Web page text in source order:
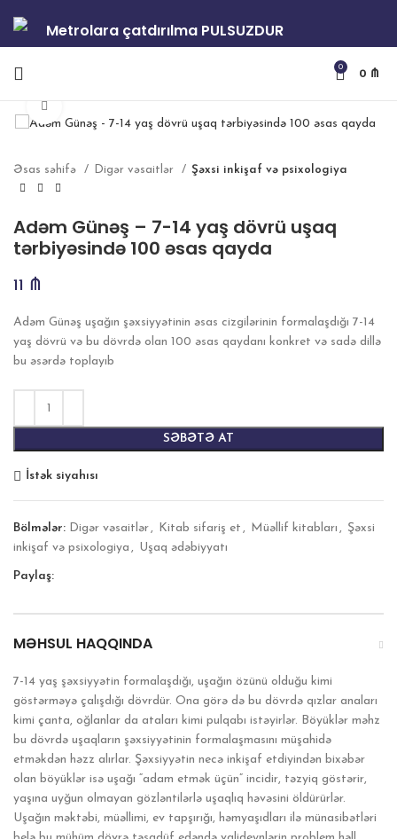
Metrolara çatdırılma PULSUZDUR
0
0 ₼
Əsas səhifə Digər vəsaitlər Şəxsi inkişaf və psixologiya
Adəm Günəş – 7-14 yaş dövrü uşaq
tərbiyəsində 100 əsas qayda
11 ₼
Adəm Günəş uşağın şəxsiyyətinin əsas cizgilərinin formalaşdığı 7-14
yaş dövrü və bu dövrdə olan 100 əsas qaydanı konkret və sadə dillə
bu əsərdə toplayıb
SƏBƏTƏ AT
İstək siyahısı
Bölmələr: Digər vəsaitlər, Kitab sifariş et , Müəllif kitabları , Şəxsi
inkişaf və psixologiya , Uşaq ədəbiyyatı
Paylaş:
MƏHSUL HAQQINDA
7-14 yaş şəxsiyyətin formalaşdığı, uşağın özünü olduğu kimi
göstərməyə çalışdığı dövrdür. Ona görə də bu dövrdə qızlar anaları
kimi çanta, oğlanlar da ataları kimi pulqabı istəyirlər. Böyüklər məhz
bu dövrdə uşaqların şəxsiyyətinin formalaşmasını müşahidə
etməkdən həzz alırlar. Şəxsiyyətin necə inkişaf etdiyindən bixəbər
olan böyüklər isə uşağı “adam etmək üçün” incidir, təzyiq göstərir,
yaşına uyğun olmayan gözləntilərlə uşaqlıq həvəsini öldürürlər.
Uşağın məktəbi, müəllimi, ev tapşırığı, həmyaşıdları ilə münasibətləri